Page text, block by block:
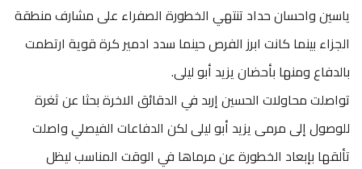
ياسين واحسان حداد تنتهي الخطورة الصفراء على مشارف منطقة
الجزاء بينما كانت ابرز الفرص حينما سدد ادمير كرة قوية ارتطمت
بالدفاع ومنها بأحضان يزيد أبو ليلى.
تواصلت محاولات الحسين إربد في الدقائق الاخرة بحثا عن ثغرة
للوصول إلى مرمى يزيد أبو ليلى لكن الدفاعات الفيصلي واصلت
تألقها بإبعاد الخطورة عن مرماها في الوقت المناسب ليظل